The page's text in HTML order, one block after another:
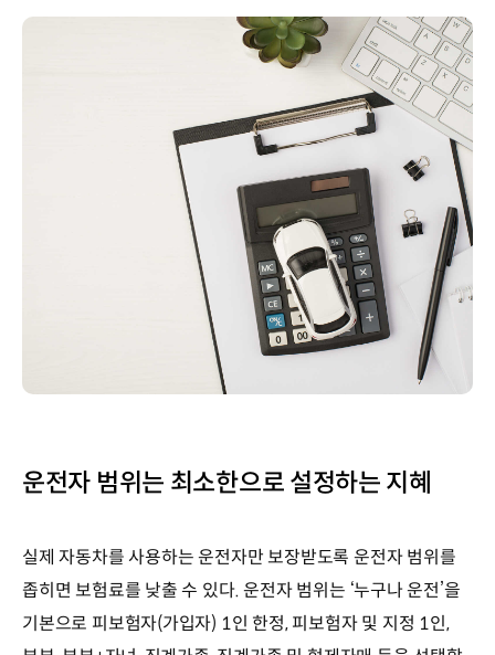
운전자 범위는 최소한으로 설정하는 지혜
실제 자동차를 사용하는 운전자만 보장받도록 운전자 범위를
좁히면 보험료를 낮출 수 있다. 운전자 범위는 ‘누구나 운전’을
기본으로 피보험자(가입자) 1인 한정, 피보험자 및 지정 1인,